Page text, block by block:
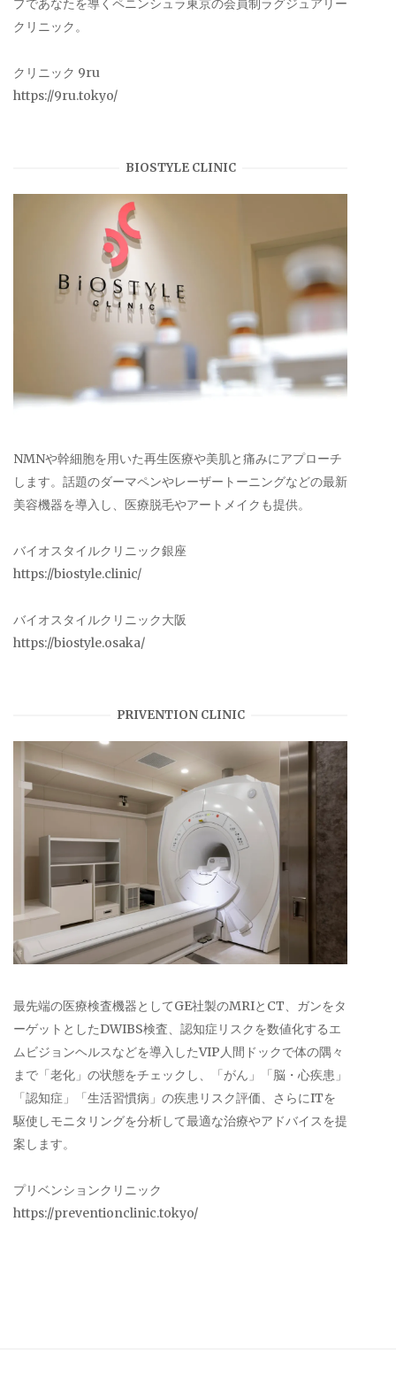
プであなたを導くペニンシュラ東京の会員制ラグジュアリー
クリニック。
クリニック 9ru
https://9ru.tokyo/
BIOSTYLE CLINIC
NMNや幹細胞を用いた再生医療や美肌と痛みにアプローチ
します。話題のダーマペンやレーザートーニングなどの最新
美容機器を導入し、医療脱毛やアートメイクも提供。
バイオスタイルクリニック銀座
https://biostyle.clinic/
バイオスタイルクリニック大阪
https://biostyle.osaka/
PRIVENTION CLINIC
最先端の医療検査機器としてGE社製のMRIとCT、ガンをタ
ーゲットとしたDWIBS検査、認知症リスクを数値化するエ
ムビジョンヘルスなどを導入したVIP人間ドックで体の隅々
まで「老化」の状態をチェックし、「がん」「脳・心疾患」
「認知症」「生活習慣病」の疾患リスク評価、さらにITを
駆使しモニタリングを分析して最適な治療やアドバイスを提
案します。
プリベンションクリニック
https://preventionclinic.tokyo/